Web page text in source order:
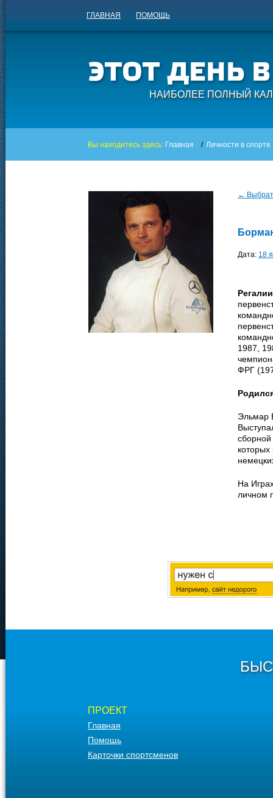
ГЛАВНАЯ ПОМОЩЬ
НАИБОЛЕЕ ПОЛНЫЙ
Вы находитесь здесь: Главная / Личности в спорте
←
Дата: 18
1987,
ФРГ
Эльмар
На
личном
ПРОЕКТ
Главная
Помощь
Карточки спортсменов